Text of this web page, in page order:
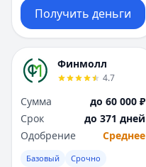
Получить деньги
Финмолл
4.7
Сумма
до 60 000 ₽
Срок
до 371 дней
Одобрение
Среднее
Базовый Срочно